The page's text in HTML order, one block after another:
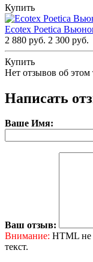
Купить
Ecotex Poetica
2 880 руб. 2 300 руб.
Купить
Нет отзывов об этом
Написать
Ваше Имя:
Ваш отзыв:
Внимание: HTML не
текст.